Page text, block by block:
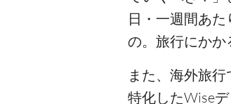
日・一週間あ
の。旅行にかか
また、海外旅行
特化したWise